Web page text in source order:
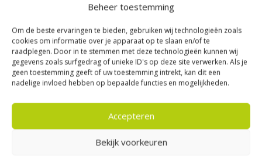
Beheer toestemming
Om de beste ervaringen te bieden, gebruiken wij technologieën zoals
cookies om informatie over je apparaat op te slaan en/of te
raadplegen. Door in te stemmen met deze technologieën kunnen wij
gegevens zoals surfgedrag of unieke ID's op deze site verwerken. Als je
geen toestemming geeft of uw toestemming intrekt, kan dit een
nadelige invloed hebben op bepaalde functies en mogelijkheden.
Accepteren
Bekijk voorkeuren
Bijna het gehele Kijlstra assortiment vind je in het
prachtige Heerde.
★ 2.500m² Experience Centre XXL in Heerde!
Kom gezellig langs!